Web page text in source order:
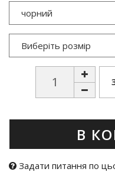
В
Задати питання по